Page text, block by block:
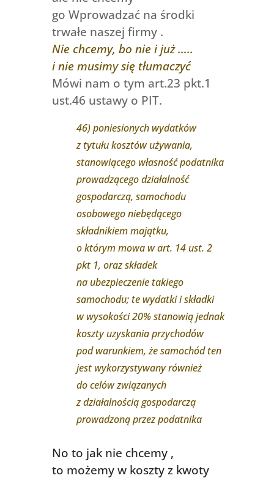
go Wprowadzać na środki
trwałe naszej firmy .
Nie chcemy, bo nie i już …..
i nie musimy się tłumaczyć
Mówi nam o tym art.23 pkt.1
ust.46 ustawy o PIT.
46) poniesionych wydatków
z tytułu kosztów używania,
stanowiącego własność podatnika
prowadzącego działalność
gospodarczą, samochodu
osobowego niebędącego
składnikiem majątku,
o którym mowa w art. 14 ust. 2
pkt 1, oraz składek
na ubezpieczenie takiego
samochodu; te wydatki i składki
w wysokości 20% stanowią jednak
koszty uzyskania przychodów
pod warunkiem, że samochód ten
jest wykorzystywany również
do celów związanych
z działalnością gospodarczą
prowadzoną przez podatnika
No to jak nie chcemy ,
to możemy w koszty z kwoty